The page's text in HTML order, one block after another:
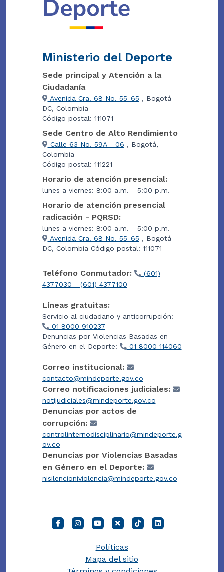
Ministerio del Deporte
Sede principal y Atención a la
Ciudadanía
Avenida Cra. 68 No. 55-65 , Bogotá
DC, Colombia
Código postal: 111071
Sede Centro de Alto Rendimiento
Calle 63 No. 59A - 06 , Bogotá,
Colombia
Código postal: 111221
Horario de atención presencial:
lunes a viernes: 8:00 a.m. - 5:00 p.m.
Horario de atención presencial
radicación - PQRSD:
lunes a viernes: 8:00 a.m. - 5:00 p.m.
Avenida Cra. 68 No. 55-65 , Bogotá
DC, Colombia Código postal: 111071
Teléfono Conmutador:
(601)
4377030 - (601) 4377100
Líneas gratuitas:
Servicio al ciudadano y anticorrupción:
01 8000 910237
Denuncias por Violencias Basadas en
Género en el Deporte:
01 8000 114060
Correo institucional:
contacto@mindeporte.gov.co
Correo notificaciones judiciales:
notijudiciales@mindeporte.gov.co
Denuncias por actos de
corrupción:
controlinternodisciplinario@mindeporte.g
ov.co
Denuncias por Violencias Basadas
en Género en el Deporte:
nisilencioniviolencia@mindeporte.gov.co
Políticas
Mapa del sitio